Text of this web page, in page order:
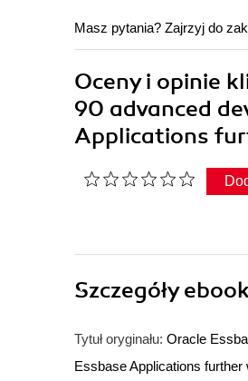
Masz pytania? Zajrzyj do
Oceny i opinie
90 advanced
Applications
Szczegóły
Tytuł oryginału: Oracle
Essbase Applications